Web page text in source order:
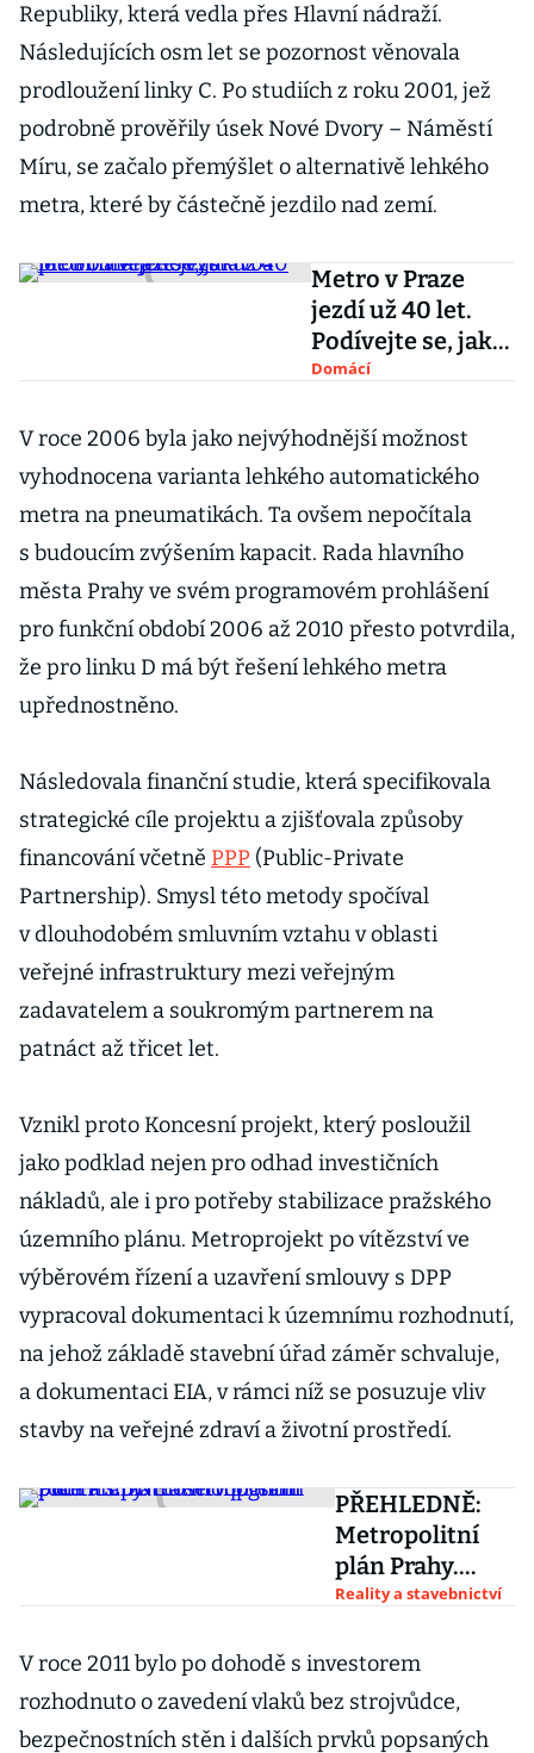
Republiky, která vedla přes Hlavní nádraží.
Následujících osm let se pozornost věnovala
prodloužení linky C. Po studiích z roku 2001, jež
podrobně prověřily úsek Nové Dvory – Náměstí
Míru, se začalo přemýšlet o alternativě lehkého
metra, které by částečně jezdilo nad zemí.
Metro v Praze
jezdí už 40 let.
Podívejte se, jak
probíhala jeho
Domácí
V roce 2006 byla jako nejvýhodnější možnost
vyhodnocena varianta lehkého automatického
metra na pneumatikách. Ta ovšem nepočítala
s budoucím zvýšením kapacit. Rada hlavního
města Prahy ve svém programovém prohlášení
pro funkční období 2006 až 2010 přesto potvrdila,
že pro linku D má být řešení lehkého metra
upřednostněno.
Následovala finanční studie, která specifikovala
strategické cíle projektu a zjišťovala způsoby
financování včetně PPP (Public-Private
Partnership). Smysl této metody spočíval
v dlouhodobém smluvním vztahu v oblasti
veřejné infrastruktury mezi veřejným
zadavatelem a soukromým partnerem na
patnáct až třicet let.
Vznikl proto Koncesní projekt, který posloužil
jako podklad nejen pro odhad investičních
nákladů, ale i pro potřeby stabilizace pražského
územního plánu. Metroprojekt po vítězství ve
výběrovém řízení a uzavření smlouvy s DPP
vypracoval dokumentaci k územnímu rozhodnutí,
na jehož základě stavební úřad záměr schvaluje,
a dokumentaci EIA, v rámci níž se posuzuje vliv
stavby na veřejné zdraví a životní prostředí.
PŘEHLEDNĚ:
Metropolitní
plán Prahy.
Harmonogram
platností v
příštím roce
Reality a stavebnictví
V roce 2011 bylo po dohodě s investorem
rozhodnuto o zavedení vlaků bez strojvůdce,
bezpečnostních stěn i dalších prvků popsaných